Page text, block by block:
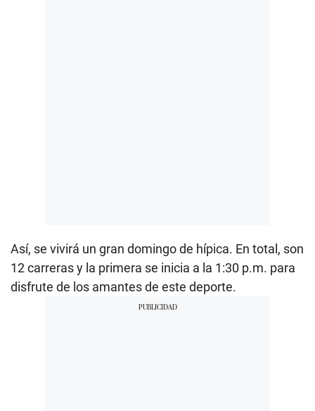
Así, se vivirá un gran domingo de hípica. En total, son
12 carreras y la primera se inicia a la 1:30 p.m. para
disfrute de los amantes de este deporte.